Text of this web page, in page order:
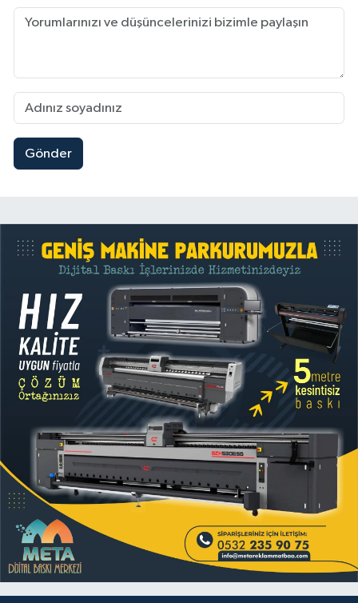
Gönder